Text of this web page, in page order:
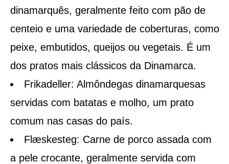
dinamarquês, geralmente feito com pão de
centeio e uma variedade de coberturas, como
peixe, embutidos, queijos ou vegetais. É um
dos pratos mais clássicos da Dinamarca.
Frikadeller: Almôndegas dinamarquesas
servidas com batatas e molho, um prato
comum nas casas do país.
Flæskesteg: Carne de porco assada com
a pele crocante, geralmente servida com